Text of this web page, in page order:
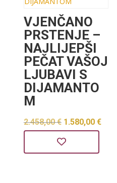
VJENČANO
PRSTENJE –
NAJLIJEPŠI
PEČAT VAŠOJ
LJUBAVI S
DIJAMANTO
M
2.458,00€ Izvorna
cijena
bila
1.580,00 €